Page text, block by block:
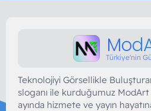
Türkiye'nin
Teknolojiyi Görsellikle
sloganı ile kurduğumuz ModArt
ayında hizmete ve yayın